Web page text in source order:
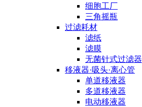
细胞工厂
三角摇瓶
过滤耗材
滤纸
滤膜
无菌针式过滤器
移液器·吸头·离心管
单道移液器
多道移液器
电动移液器